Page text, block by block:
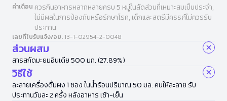
คำเตือน ควรกินอาหารหลากหลายครบ 5 หมู่ในสัดส่วนที่เหมาะสมเป็นประจำ,
ไม่มีผลในการป้องกันหรือรักษาโรค, เด็กและสตรีมีครรภ์ไม่ควรรับ
ประทาน
เลขที่ใบรับแจ้ง/อย. 13-1-02954-2-0048
ส่วนผสม
สารสกัดมะยมอินเดีย 500 มก. (27.89%)
วิธีใช้
ละลายเครื่องดื่มผง 1 ซอง ในน้ำร้อนปริมาณ 50 มล. คนให้ละลาย รับ
ประทานวันละ 2 ครั้ง หลังอาหาร เช้า-เย็น